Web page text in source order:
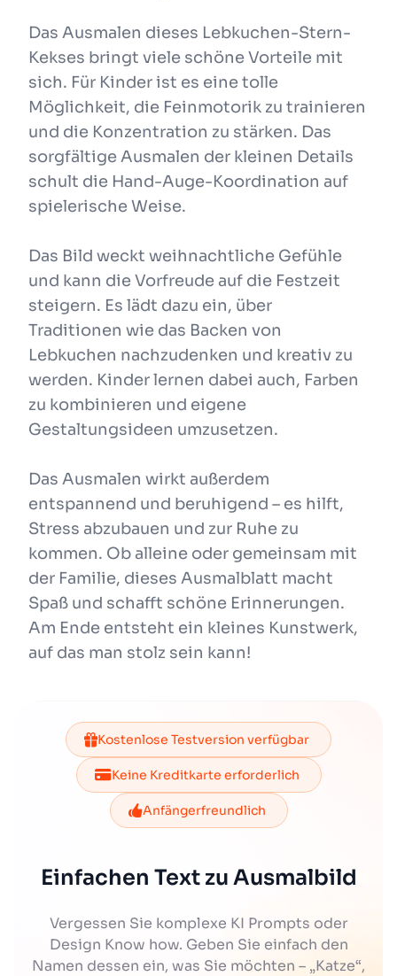
Das Ausmalen dieses Lebkuchen-Stern-
Kekses bringt viele schöne Vorteile mit
sich. Für Kinder ist es eine tolle
Möglichkeit, die Feinmotorik zu trainieren
und die Konzentration zu stärken. Das
sorgfältige Ausmalen der kleinen Details
schult die Hand-Auge-Koordination auf
spielerische Weise.
Das Bild weckt weihnachtliche Gefühle
und kann die Vorfreude auf die Festzeit
steigern. Es lädt dazu ein, über
Traditionen wie das Backen von
Lebkuchen nachzudenken und kreativ zu
werden. Kinder lernen dabei auch, Farben
zu kombinieren und eigene
Gestaltungsideen umzusetzen.
Das Ausmalen wirkt außerdem
entspannend und beruhigend – es hilft,
Stress abzubauen und zur Ruhe zu
kommen. Ob alleine oder gemeinsam mit
der Familie, dieses Ausmalblatt macht
Spaß und schafft schöne Erinnerungen.
Am Ende entsteht ein kleines Kunstwerk,
auf das man stolz sein kann!
Kostenlose Testversion verfügbar
Keine Kreditkarte erforderlich
Anfängerfreundlich
Einfachen Text zu Ausmalbild
Vergessen Sie komplexe KI Prompts oder
Design Know how. Geben Sie einfach den
Namen dessen ein, was Sie möchten – „Katze“,